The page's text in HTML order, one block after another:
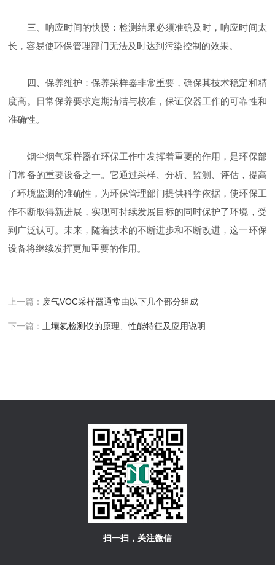
三、响应时间的快慢：检测结果必须准确及时，响应时间太
长，容易使环保管理部门无法及时达到污染控制的效果。
四、保养维护：保养采样器非常重要，确保其技术稳定和精
度高。日常保养要求定期清洁与校准，保证仪器工作的可靠性和
准确性。
烟尘烟气采样器在环保工作中发挥着重要的作用，是环保部
门常备的重要设备之一。它通过采样、分析、监测、评估，提高
了环境监测的准确性，为环保管理部门提供科学依据，使环保工
作不断取得新进展，实现可持续发展目标的同时保护了环境，受
到广泛认可。未来，随着技术的不断进步和不断改进，这一环保
设备将继续发挥更加重要的作用。
上一篇： 废气VOC采样器通常由以下几个部分组成
下一篇： 土壤氡检测仪的原理、性能特征及应用说明
扫一扫，关注微信